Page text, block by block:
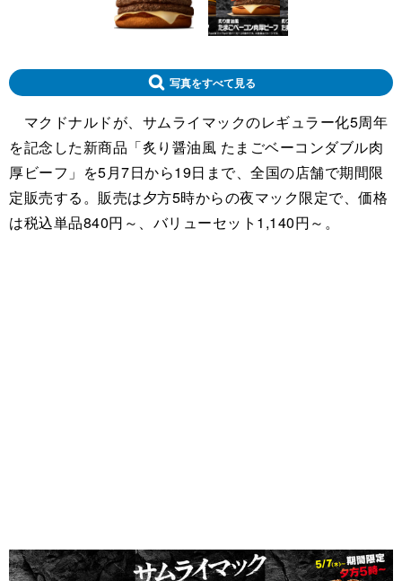
写真をすべて見る
マクドナルドが、サムライマックのレギュラー化5周年
を記念した新商品「炙り醤油風 たまごベーコンダブル肉
厚ビーフ」を5月7日から19日まで、全国の店舗で期間限
定販売する。販売は夕方5時からの夜マック限定で、価格
は税込単品840円～、バリューセット1,140円～。